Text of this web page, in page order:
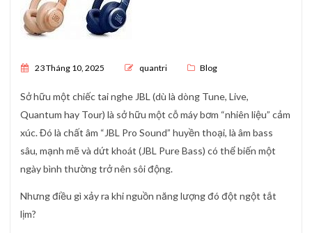
Posted on
23 Tháng 10, 2025 quantri Blog
Sở hữu một chiếc tai nghe JBL (dù là dòng Tune, Live,
Quantum hay Tour) là sở hữu một cỗ máy bơm “nhiên liệu” cảm
xúc. Đó là chất âm “JBL Pro Sound” huyền thoại, là âm bass
sâu, mạnh mẽ và dứt khoát (JBL Pure Bass) có thể biến một
ngày bình thường trở nên sôi động.
Nhưng điều gì xảy ra khi nguồn năng lượng đó đột ngột tắt
lịm?